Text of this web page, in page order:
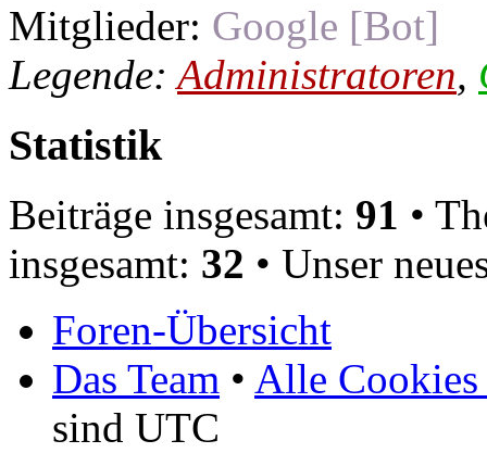
Mitglieder: Google [Bot]
Legende:Administratoren,
Statistik
Beiträge insgesamt: 91 •
insgesamt: 32 • Unser
Foren-Übersicht
Das Team • Alle Cookies
sind UTC